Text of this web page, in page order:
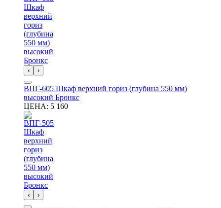
‹ ›
ВПГ-605 Шкаф верхний гориз (глубина 550 мм)
высокий Бронкс
ЦЕНА: 5 160
‹ ›